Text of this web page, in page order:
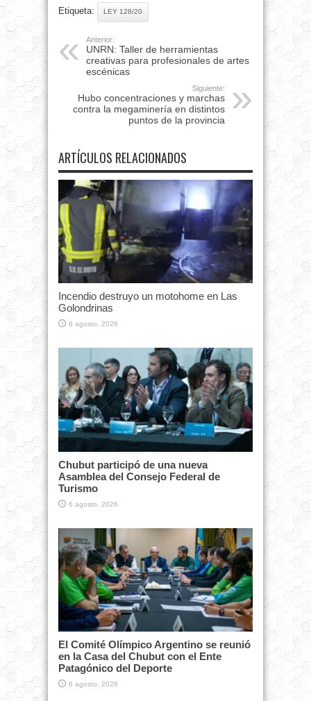
Etiqueta: LEY 128/20
Anterior:
UNRN: Taller de herramientas
creativas para profesionales de artes
escénicas
Siguiente:
Hubo concentraciones y marchas
contra la megaminería en distintos
puntos de la provincia
ARTÍCULOS RELACIONADOS
Incendio destruyo un motohome en Las
Golondrinas
6 agosto, 2026
Chubut participó de una nueva
Asamblea del Consejo Federal de
Turismo
6 agosto, 2026
El Comité Olímpico Argentino se reunió
en la Casa del Chubut con el Ente
Patagónico del Deporte
6 agosto, 2026